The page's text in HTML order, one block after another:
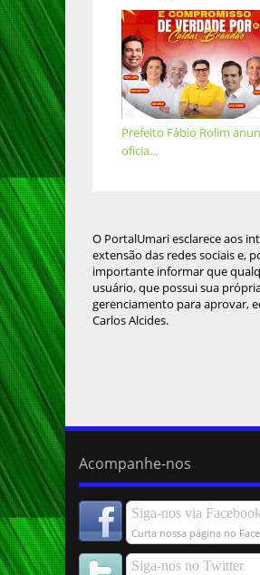
Prefeito Fábio Rolim
oficia...
O PortalUmari esclarece aos
extensão das redes sociais e,
importante informar que
usuário, que possui sua
gerenciamento para aprovar,
Carlos Alcides.
Acompanhe-nos
Siga-nos via Facebook
Curta nossa página no
Siga-nos no Twitter